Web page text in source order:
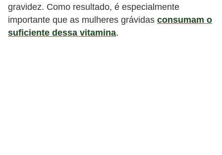
gravidez. Como resultado, é especialmente
importante que as mulheres grávidas consumam o
suficiente dessa vitamina.